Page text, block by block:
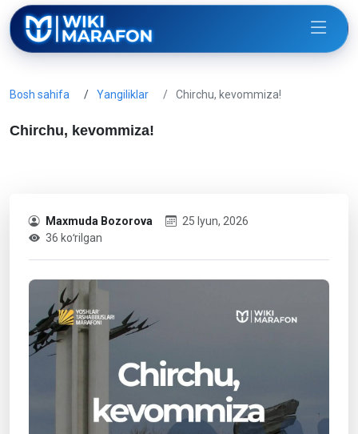
Bosh sahifa Yangiliklar Chirchu, kevommiza!
Chirchu, kevommiza!
Maxmuda Bozorova
25 Iyun, 2026
36 koʻrilgan